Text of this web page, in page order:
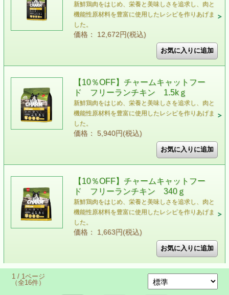
新鮮鶏肉をはじめ、栄養と美味しさを追求し、肉と
機能性原材料を豊富に使用したレシピを作りあげま
した。
価格： 12,672円(税込)
【10％OFF】チャームキャットフー
ド フリーランチキン 1.5kｇ
新鮮鶏肉をはじめ、栄養と美味しさを追求し、肉と
機能性原材料を豊富に使用したレシピを作りあげま
した。
価格： 5,940円(税込)
【10％OFF】チャームキャットフー
ド フリーランチキン 340ｇ
新鮮鶏肉をはじめ、栄養と美味しさを追求し、肉と
機能性原材料を豊富に使用したレシピを作りあげま
した。
価格： 1,663円(税込)
1 / 1ページ
（全16件）